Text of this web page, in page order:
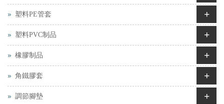
塑料PE管套 +
塑料PVC制品 +
橡膠制品 +
角鐵膠套 +
調節腳墊 +